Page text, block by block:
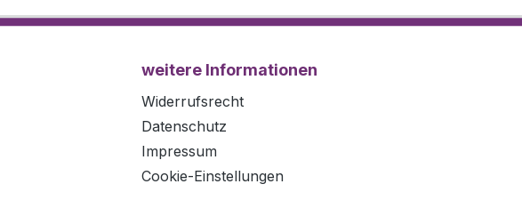
weitere Informationen
Widerrufsrecht
Datenschutz
Impressum
Cookie-Einstellungen